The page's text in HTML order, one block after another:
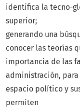
identifica la tecno-
superior;
generando una
conocer las teorías
importancia de las
administración,
espacio político y
permiten